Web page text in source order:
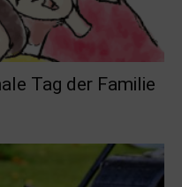
Tag der Familie